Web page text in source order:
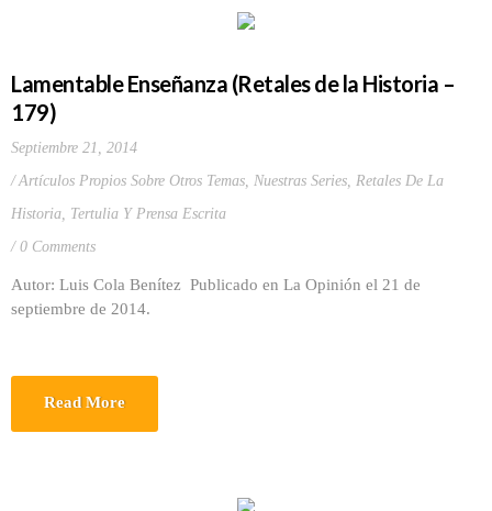
Lamentable Enseñanza (Retales de la Historia –
179)
Septiembre 21, 2014
Artículos Propios Sobre Otros Temas, Nuestras Series, Retales De La
Historia, Tertulia Y Prensa Escrita
0 Comments
Autor: Luis Cola Benítez Publicado en La Opinión el 21 de
septiembre de 2014.
Read More